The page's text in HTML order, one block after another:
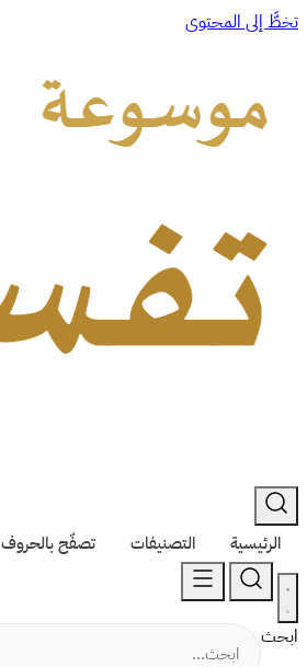
تخطَّ إلى المحتوى
الرئيسية التصنيفات تصفّح بالحروف
ابحث